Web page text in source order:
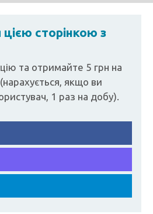
цією сторінкою з
та отримайте 5 грн на
якщо ви
1 раз на добу).